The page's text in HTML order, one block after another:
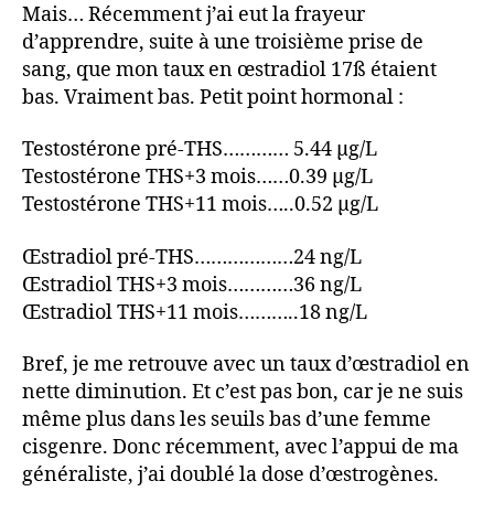
Mais… Récemment j’ai eut la frayeur
d’apprendre, suite à une troisième prise de
sang, que mon taux en œstradiol 17ß étaient
bas. Vraiment bas. Petit point hormonal :
Testostérone pré-THS………… 5.44 µg/L
Testostérone THS+3 mois……0.39 µg/L
Testostérone THS+11 mois…..0.52 µg/L
Œstradiol pré-THS………………24 ng/L
Œstradiol THS+3 mois…………36 ng/L
Œstradiol THS+11 mois………..18 ng/L
Bref, je me retrouve avec un taux d’œstradiol en
nette diminution. Et c’est pas bon, car je ne suis
même plus dans les seuils bas d’une femme
cisgenre. Donc récemment, avec l’appui de ma
généraliste, j’ai doublé la dose d’œstrogènes.